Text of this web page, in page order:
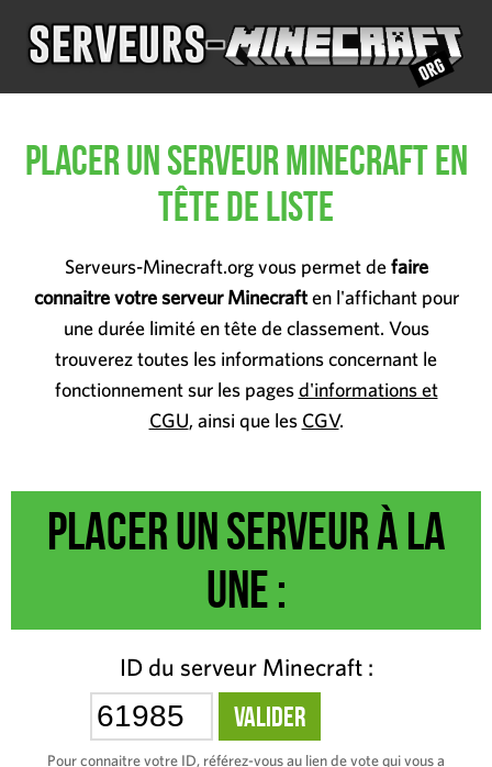
Placer un serveur Minecraft en
tête de liste
Serveurs-Minecraft.org vous permet defaire
connaitre votre serveur Minecraften l'affichant pour
une durée limité en tête de classement. Vous
trouverez toutes les informations concernant le
fonctionnement sur les pagesd'informations et
CGU, ainsi que les CGV.
Placer un serveur à la
une :
ID du serveur Minecraft :
Pour connaitre votre ID, référez-vous au lien de vote qui vous a